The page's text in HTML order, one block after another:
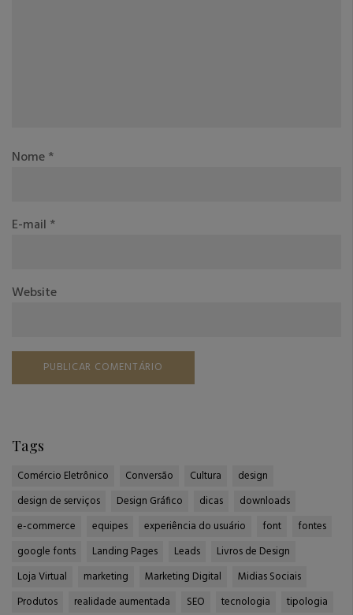
Nome*
E-mail *
Website
Tags
Comércio Eletrônico Conversão Cultura
design
design de serviços
Design Gráfico dicas
downloads
e-commerce
equipes experiência do usuário font
fontes
google fonts
Landing Pages Leads
Livros de Design
Loja Virtual
marketing Marketing Digital
Midias Sociais
Produtos
realidade aumentada SEO tecnologia
tipologia